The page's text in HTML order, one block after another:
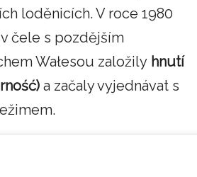
loděnicích. V roce 1980
čele s pozdějším
Wałesou založily hnutí
a začaly vyjednávat s